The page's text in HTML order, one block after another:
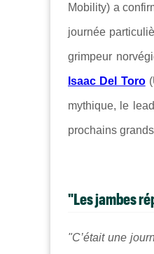
Mobility) a
journée
grimpeur
Isaac Del Toro
mythique, le
prochains
"Les jambes
"C’était une